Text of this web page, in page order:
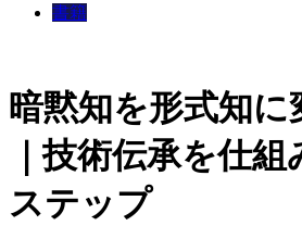
書籍
暗黙知を形式知に
｜技術伝承を仕
ステップ